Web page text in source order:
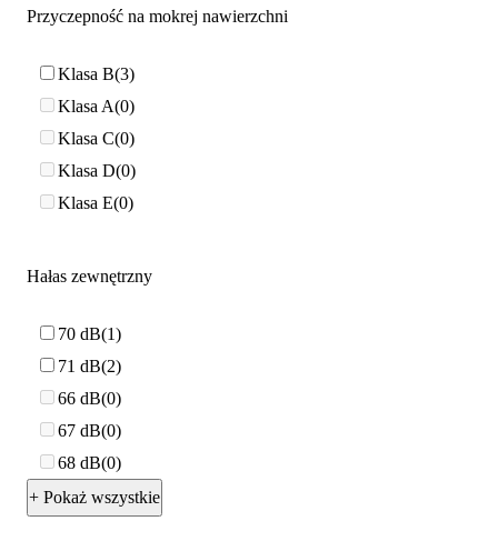
Przyczepność na mokrej nawierzchni
Klasa B 3
Klasa A 0
Klasa C 0
Klasa D 0
Klasa E 0
Hałas zewnętrzny
70 dB 1
71 dB 2
66 dB 0
67 dB 0
68 dB 0
+ Pokaż wszystkie